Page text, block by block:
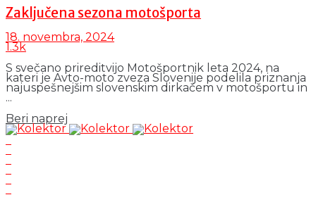
Zaključena sezona motošporta
18. novembra, 2024
1.3k
S svečano prireditvijo Motošportnik leta 2024, na
kateri je Avto-moto zveza Slovenije podelila priznanja
najuspešnejšim slovenskim dirkačem v motošportu in
...
Beri naprej